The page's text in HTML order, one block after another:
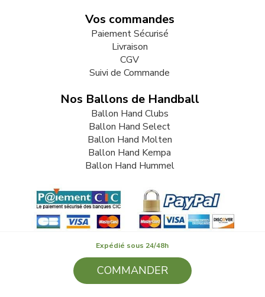
Expédié sous 24/48h
COMMANDER
Vos commandes
Paiement Sécurisé
Livraison
CGV
Suivi de Commande
Nos Ballons de Handball
Ballon Hand Clubs
Ballon Hand Select
Ballon Hand Molten
Ballon Hand Kempa
Ballon Hand Hummel
© 2009-2026 LB82. Tous droits réservés - ballonhand.fr - SARL
LB 82 - 13 Rue Louis Delage 44360 VIGNEUX DE BRETAGNE